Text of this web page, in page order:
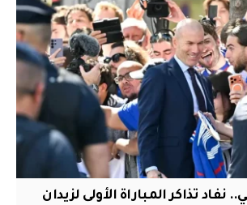
تذاكر المباراة الأولى لزيدان